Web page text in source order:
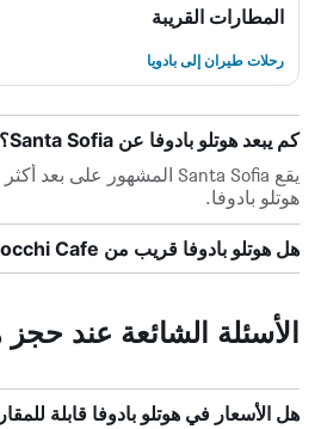
المطارات القريبة
رحلات طيران إلى بادويا
كم يبعد هوتلو بادوفا عن Santa Sofia؟
هوتلو بادوفا.
هل هوتلو بادوفا قريب من Pedrocchi Cafe؟
الأسئلة الشائعة عند حجز